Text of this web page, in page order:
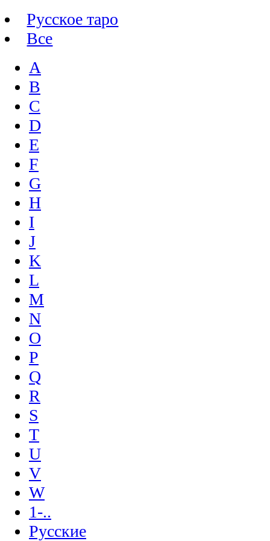
Русское таро
Все
A
B
C
D
E
F
G
H
I
J
K
L
M
N
O
P
Q
R
S
T
U
V
W
1-..
Русские